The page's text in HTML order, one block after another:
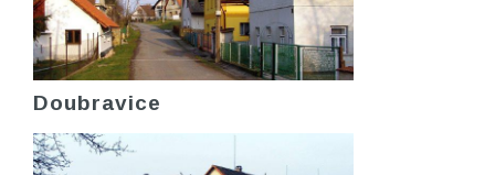
Doubravice